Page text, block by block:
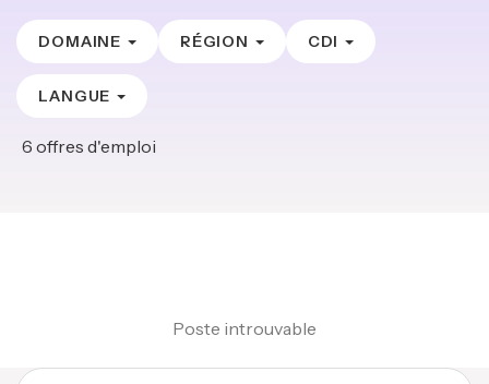
DOMAINE RÉGION CDI
LANGUE
6 offres d'emploi
Poste introuvable